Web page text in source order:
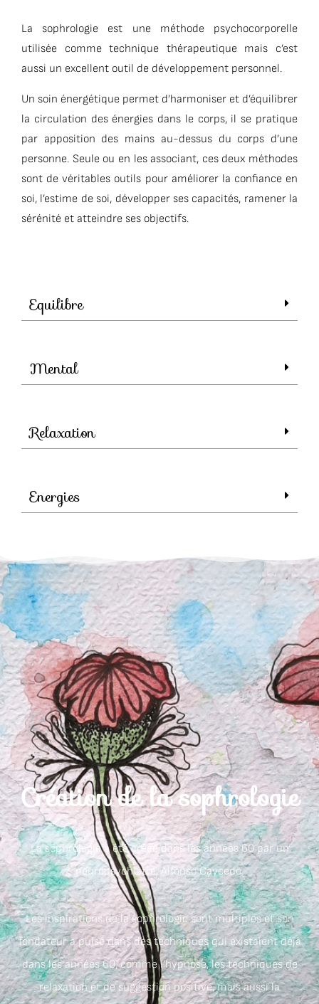
La sophrologie est une méthode psychocorporelle
utilisée comme technique thérapeutique mais c’est
aussi un excellent outil de développement personnel.
Un soin énergétique permet d’harmoniser et d’équilibrer
la circulation des énergies dans le corps, il se pratique
par apposition des mains au-dessus du corps d’une
personne. Seule ou en les associant, ces deux méthodes
sont de véritables outils pour améliorer la confiance en
soi, l’estime de soi, développer ses capacités, ramener la
sérénité et atteindre ses objectifs.
Equilibre
Mental
Relaxation
Energies
Création de la sophrologie
La sophrologie a été créée dans les années 60 par un
neuropsychiatre, Alfonso Caycedo.
Les inspirations de la sophrologie sont multiples et son
fondateur a puisé dans des techniques qui existaient déjà
dans les années 60, comme l’hypnose, les techniques de
relaxation et de suggestion positive, mais aussi la